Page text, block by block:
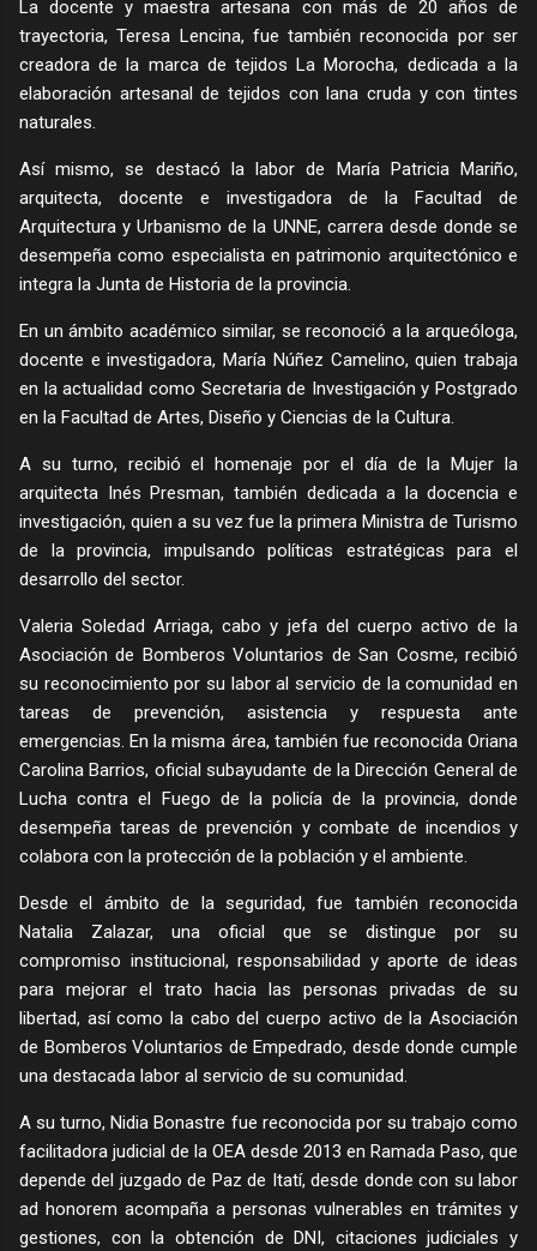
La docente y maestra artesana con más de 20 años de
trayectoria, Teresa Lencina, fue también reconocida por ser
creadora de la marca de tejidos La Morocha, dedicada a la
elaboración artesanal de tejidos con lana cruda y con tintes
naturales.
Así mismo, se destacó la labor de María Patricia Mariño,
arquitecta, docente e investigadora de la Facultad de
Arquitectura y Urbanismo de la UNNE, carrera desde donde se
desempeña como especialista en patrimonio arquitectónico e
integra la Junta de Historia de la provincia.
En un ámbito académico similar, se reconoció a la arqueóloga,
docente e investigadora, María Núñez Camelino, quien trabaja
en la actualidad como Secretaria de Investigación y Postgrado
en la Facultad de Artes, Diseño y Ciencias de la Cultura.
A su turno, recibió el homenaje por el día de la Mujer la
arquitecta Inés Presman, también dedicada a la docencia e
investigación, quien a su vez fue la primera Ministra de Turismo
de la provincia, impulsando políticas estratégicas para el
desarrollo del sector.
Valeria Soledad Arriaga, cabo y jefa del cuerpo activo de la
Asociación de Bomberos Voluntarios de San Cosme, recibió
su reconocimiento por su labor al servicio de la comunidad en
tareas de prevención, asistencia y respuesta ante
emergencias. En la misma área, también fue reconocida Oriana
Carolina Barrios, oficial subayudante de la Dirección General de
Lucha contra el Fuego de la policía de la provincia, donde
desempeña tareas de prevención y combate de incendios y
colabora con la protección de la población y el ambiente.
Desde el ámbito de la seguridad, fue también reconocida
Natalia Zalazar, una oficial que se distingue por su
compromiso institucional, responsabilidad y aporte de ideas
para mejorar el trato hacia las personas privadas de su
libertad, así como la cabo del cuerpo activo de la Asociación
de Bomberos Voluntarios de Empedrado, desde donde cumple
una destacada labor al servicio de su comunidad.
A su turno, Nidia Bonastre fue reconocida por su trabajo como
facilitadora judicial de la OEA desde 2013 en Ramada Paso, que
depende del juzgado de Paz de Itatí, desde donde con su labor
ad honorem acompaña a personas vulnerables en trámites y
gestiones, con la obtención de DNI, citaciones judiciales y